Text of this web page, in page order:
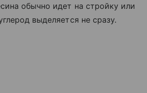
обычно идет на стройку или
выделяется не сразу.